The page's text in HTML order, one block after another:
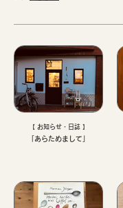
【 お知らせ・日誌 】
「あらためまして」